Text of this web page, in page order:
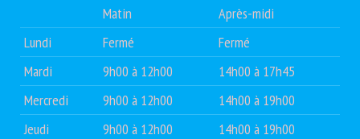
Matin
Après-midi
Lundi
Fermé
Fermé
Mardi
9h00 à 12h00
14h00 à 17h45
Mercredi
9h00 à 12h00
14h00 à 19h00
Jeudi
9h00 à 12h00
14h00 à 19h00